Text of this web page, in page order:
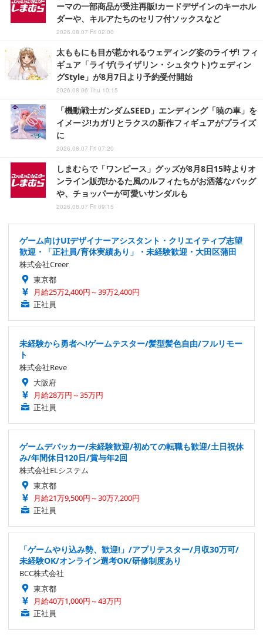
ーマの一部商品が受注再販!カードデザインのキーホル
ダーや、キルアたちのセリフ付ソックスなど
2026.08.07 Fri 02:00
太ももにも目が惹かれるウェディング姿のライザ! フィ
ギュア「ライザ(ライザリン・シュタウト)ウェディン
グStyle」が8月7日より予約受付開始
2026.08.06 Thu 10:15
「機動戦士ガンダムSEED」エンディング「暁の車」を
イメージ!カガリとラクスの新作フィギュアがプライズ
に
2026.08.07 Fri 07:20
しまむらで「ワンピース」グッズが8月8日15時よりオ
ンライン販売!かるた風のルフィたちがお洒落なバッグ
や、チョッパーが可愛いサンダルも
2026.08.07 Fri 09:15
ゲーム向けUIデザイナーアシスタント・クリエイティブ志望
歓迎・「正社員/育休実績あり」・未経験歓迎・大田区蒲田
株式会社Creer
東京都
月給25万2,400円～39万2,400円
正社員
未経験から勇者へ!ゲームテスター/髪型髪色自由/フルリモー
ト
株式会社Reve
大阪府
月給28万円～35万円
正社員
ゲームデバッカー/未経験歓迎/初めての転職も歓迎/土日祝休
み/年間休日120日/賞与年2回
株式会社ELシステム
東京都
月給21万9,500円～30万7,200円
正社員
「ゲームやり込み勢、歓迎!」/アプリテスター/月収30万可/
未経験OK/オンライン選考OK/研修制度あり
BCC株式会社
東京都
月給40万1,000円～43万円
正社員